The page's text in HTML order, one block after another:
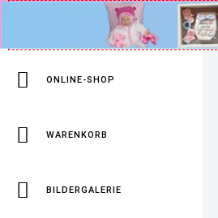
ONLINE-SHOP
WARENKORB
BILDERGALERIE